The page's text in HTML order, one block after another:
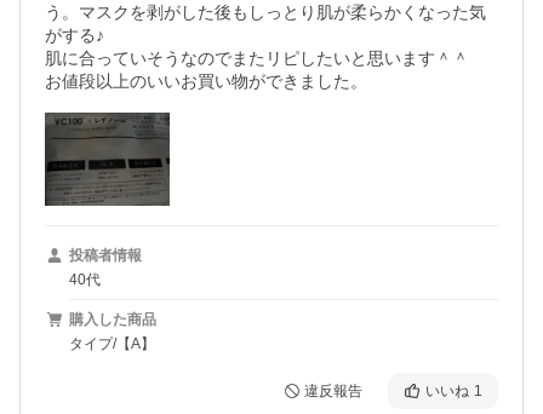
う。マスクを剥がした後もしっとり肌が柔らかくなった気
がする♪
肌に合っていそうなのでまたリピしたいと思います＾＾
お値段以上のいいお買い物ができました。
投稿者情報
40代
購入した商品
タイプ/【A】
違反報告 いいね 1